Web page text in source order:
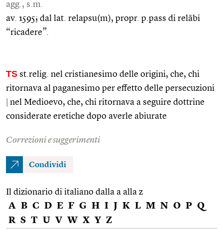
agg., s.m.
av. 1595; dal lat. relapsu(m), propr. p.pass di relābi
“ricadere”.
TS st.relig. nel cristianesimo delle origini, che, chi
ritornava al paganesimo per effetto delle persecuzioni
nel Medioevo, che, chi ritornava a seguire dottrine
considerate eretiche dopo averle abiurate
Correzioni e suggerimenti
Condividi
Il dizionario di italiano dalla a alla z
A B C D E F G H I J K L M N O P Q
R S T U V W X Y Z